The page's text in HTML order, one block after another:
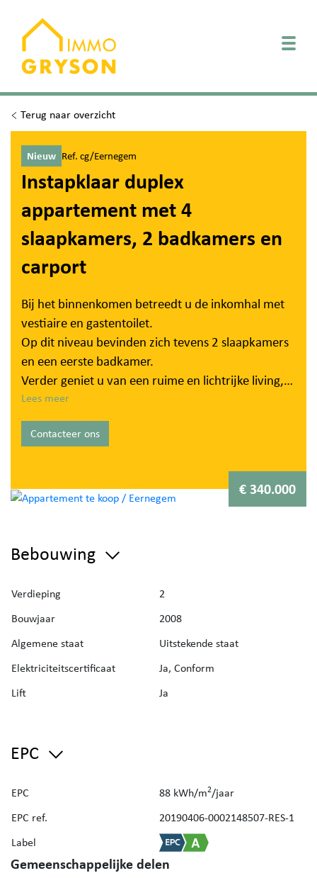
Terug naar overzicht
Nieuw Ref. cg/Eernegem
Instapklaar duplex
appartement met 4
slaapkamers, 2 badkamers en
carport
Bij het binnenkomen betreedt u de inkomhal met
vestiaire en gastentoilet.
Op dit niveau bevinden zich tevens 2 slaapkamers
en een eerste badkamer.
Verder geniet u van een ruime en lichtrijke living,
met rechtstreeks toegang tot het terras.
De volledig ingerichte keuken sluit mooi aan op de
leefruimte.
o.a. plaats voor wasmachine/droogkast,...
slaapkamers bevinden, samen met een tweede
Interesse? Contacteer ons vandaag nog voor een
bezoek!
Lees meer
Contacteer ons
€ 340.000
Bebouwing
Verdieping
2
Bouwjaar
2008
Algemene staat
Uitstekende staat
Elektriciteitscertificaat
Ja, Conform
Lift
Ja
EPC
EPC 88 kWh/m2/jaar
EPC ref.
20190406-0002148507-RES-1
Label
Gemeenschappelijke delen